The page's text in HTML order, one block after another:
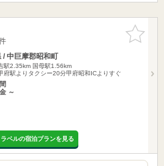
お気に入
りに追加
/ 中巨摩郡昭和町
駅2.35km 国母駅1.56km
府駅よりタクシー20分甲府昭和ICよりすぐ
～
ベルの宿泊プランを見る